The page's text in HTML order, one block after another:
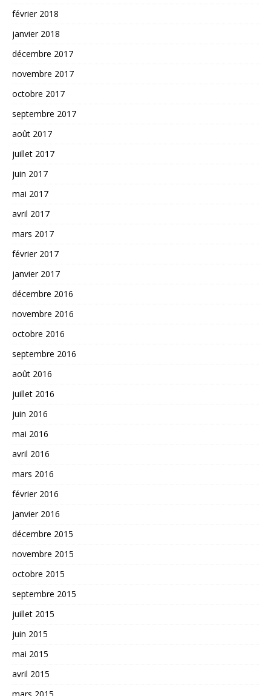
février 2018
janvier 2018
décembre 2017
novembre 2017
octobre 2017
septembre 2017
août 2017
juillet 2017
juin 2017
mai 2017
avril 2017
mars 2017
février 2017
janvier 2017
décembre 2016
novembre 2016
octobre 2016
septembre 2016
août 2016
juillet 2016
juin 2016
mai 2016
avril 2016
mars 2016
février 2016
janvier 2016
décembre 2015
novembre 2015
octobre 2015
septembre 2015
juillet 2015
juin 2015
mai 2015
avril 2015